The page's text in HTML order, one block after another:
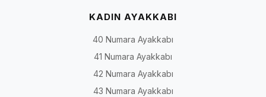
KADIN AYAKKABI
40 Numara Ayakkabı
41 Numara Ayakkabı
42 Numara Ayakkabı
43 Numara Ayakkabı